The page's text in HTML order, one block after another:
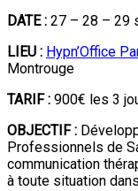
DATE : 27 – 28 – 29
LIEU : Hypn’Office
Montrouge
TARIF : 900€ les 3
OBJECTIF :
Professionnels de
communication
à toute situation